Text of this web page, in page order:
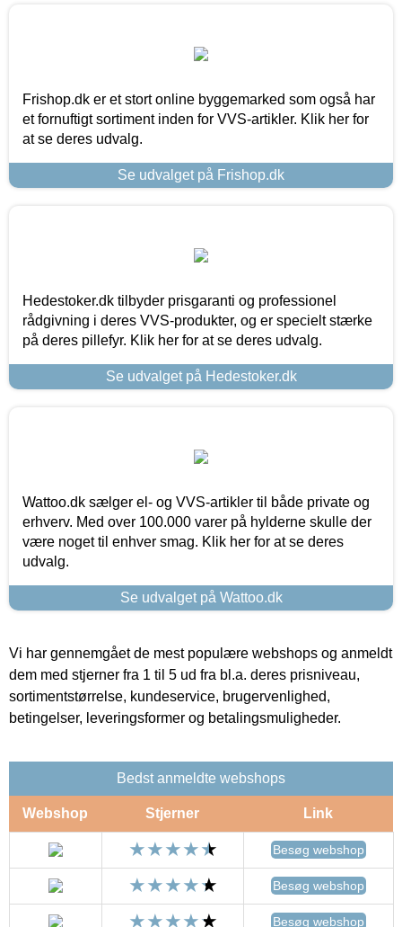
Frishop.dk er et stort online byggemarked som også har
et fornuftigt sortiment inden for VVS-artikler. Klik her for
at se deres udvalg.
Se udvalget på Frishop.dk
Hedestoker.dk tilbyder prisgaranti og professionel
rådgivning i deres VVS-produkter, og er specielt stærke
på deres pillefyr. Klik her for at se deres udvalg.
Se udvalget på Hedestoker.dk
Wattoo.dk sælger el- og VVS-artikler til både private og
erhverv. Med over 100.000 varer på hylderne skulle der
være noget til enhver smag. Klik her for at se deres
udvalg.
Se udvalget på Wattoo.dk
Vi har gennemgået de mest populære webshops og anmeldt
dem med stjerner fra 1 til 5 ud fra bl.a. deres prisniveau,
sortimentstørrelse, kundeservice, brugervenlighed,
betingelser, leveringsformer og betalingsmuligheder.
Bedst anmeldte webshops
Webshop Stjerner Link
Besøg webshop
Besøg webshop
Besøg webshop